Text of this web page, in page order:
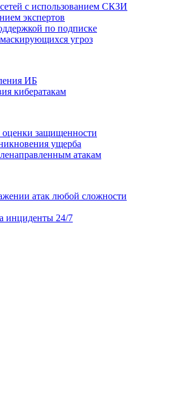
с использованием СКЗИ
экспертов
по подписке
угроз
ИБ
кибератакам
оценки защищенности
ущерба
атакам
атак любой сложности
инциденты 24/7